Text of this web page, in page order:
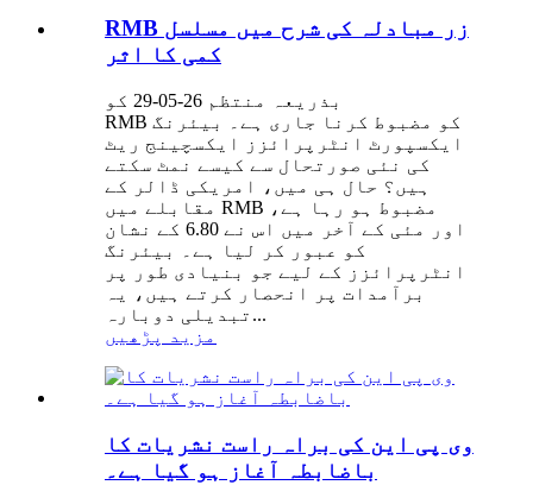
RMB زر مبادلہ کی شرح میں مسلسل
کمی کا اثر
بذریعہ منتظم 26-05-29 کو
RMB کو مضبوط کرنا جاری ہے۔ بیئرنگ
ایکسپورٹ انٹرپرائزز ایکسچینج ریٹ
کی نئی صورتحال سے کیسے نمٹ سکتے
ہیں؟ حال ہی میں، امریکی ڈالر کے
مقابلے میں RMB مضبوط ہو رہا ہے،
اور مئی کے آخر میں اس نے 6.80 کے نشان
کو عبور کر لیا ہے۔ بیئرنگ
انٹرپرائزز کے لیے جو بنیادی طور پر
برآمدات پر انحصار کرتے ہیں، یہ
تبدیلی دوبارہ...
مزید پڑھیں
وی پی این کی براہ راست نشریات کا
باضابطہ آغاز ہو گیا ہے۔